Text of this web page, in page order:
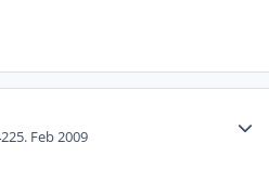
25. Feb 2009